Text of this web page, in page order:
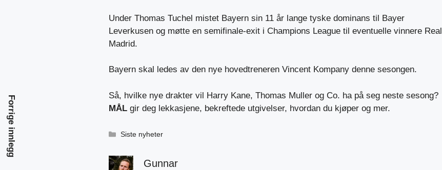
Under Thomas Tuchel mistet Bayern sin 11 år lange tyske dominans til Bayer
Leverkusen og møtte en semifinale-exit i Champions League til eventuelle vinnere Real
Madrid.
Bayern skal ledes av den nye hovedtreneren Vincent Kompany denne sesongen.
Så, hvilke nye drakter vil Harry Kane, Thomas Muller og Co. ha på seg neste sesong?
MÅL gir deg lekkasjene, bekreftede utgivelser, hvordan du kjøper og mer.
Kategorier
Siste nyheter
Gunnar
Forrige innlegg